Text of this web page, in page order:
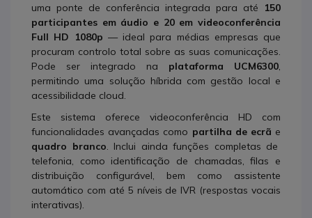
uma ponte de conferência integrada para até 150
participantes em áudio e 20 em videoconferência
Full HD 1080p — ideal para médias empresas que
procuram controlo total sobre as suas comunicações.
Pode ser integrado na plataforma UCM6300
permitindo uma solução híbrida com gestão local e
acessibilidade cloud.
Este sistema oferece videoconferência HD com
funcionalidades avançadas como partilha de ecrã e
quadro branco . Inclui ainda funções completas de
telefonia, como identificação de chamadas, filas e
distribuição configurável, bem como assistente
automático com até 5 níveis de IVR (respostas vocais
interativas).